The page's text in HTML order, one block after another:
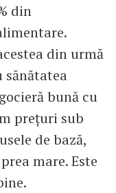
din
din urmă
bună cu
prețuri sub
de bază,
mare. Este